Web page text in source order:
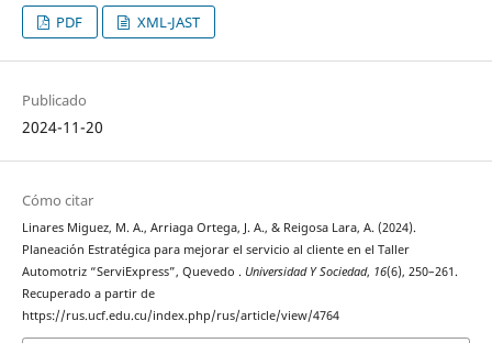
PDF XML-JAST
Publicado
2024-11-20
Cómo citar
Linares Miguez, M. A., Arriaga Ortega, J. A., & Reigosa Lara, A. (2024).
Planeación Estratégica para mejorar el servicio al cliente en el Taller
Automotriz “ServiExpress”, Quevedo . Universidad Y Sociedad, 16(6), 250–261.
Recuperado a partir de
https://rus.ucf.edu.cu/index.php/rus/article/view/4764